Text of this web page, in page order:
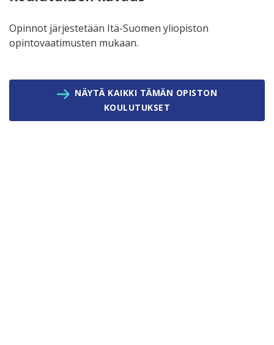
Opinnot järjestetään Itä-Suomen yliopiston
opintovaatimusten mukaan.
NÄYTÄ KAIKKI TÄMÄN OPISTON
KOULUTUKSET